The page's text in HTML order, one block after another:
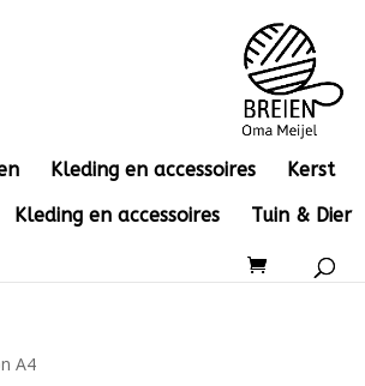
Kleding en accessoires Kerst
Kleding en accessoires
Tuin & Dier
A4